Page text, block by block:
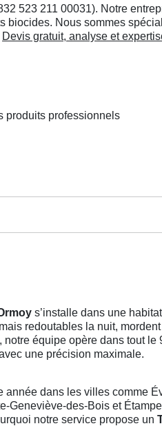
523 211 00031). Notre
biocides. Nous sommes
Devis gratuit, analyse et
produits professionnels
s’installe dans une
redoutables la nuit,
équipe opère dans tout le
une précision maximale.
année dans les villes comme
des-Bois et
notre service propose un